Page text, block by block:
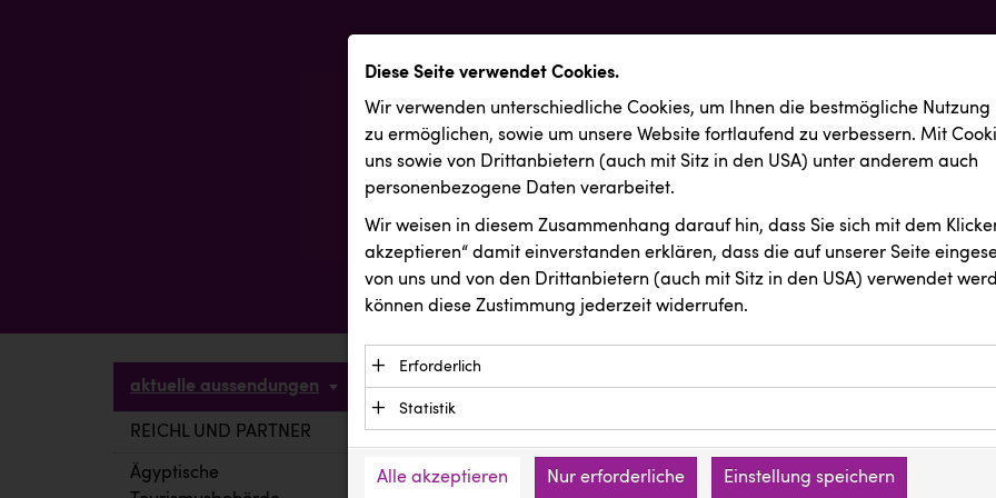
aktuelle aussendungen
REICHL UND PARTNER
Ägyptische
Diese Seite verwendet Cookies.
Wir verwenden unterschiedliche Cookies, um Ihnen die best­mögliche Nutzung
zu ermöglichen, sowie um unsere Website fortlaufend zu verbessern. Mit
uns sowie von Drittanbietern (auch mit Sitz in den USA) unter anderem auch
personenbezogene Daten verarbeitet.
Wir weisen in diesem Zusammenhang darauf hin, dass Sie sich mit dem
akzeptieren“ damit ein­ver­standen erklären, dass die auf unserer Seite
von uns und von den Drittanbietern (auch mit Sitz in den USA) verwendet
können diese Zustimmung jederzeit widerrufen.
Erforderlich
Essenzielle Cookies ermöglichen grundlegende Funktionen und sind für die
Funktion der Website erforderlich. Diese Cookies speichern keine
Daten und werden an keine Dritten übermittelt.
Anbieter: Eigentümer der Website (Erstanbieter)
Statistik
verstehen, wie unsere Besucher unsere Website nutzen.
Alle akzeptieren Nur erforderliche Einstellung speichern